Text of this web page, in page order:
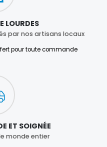
LOURDES
par nos artisans locaux
pour toute commande
ET SOIGNÉE
monde entier